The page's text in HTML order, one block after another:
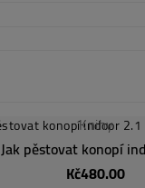
Knihy
Jak pěstovat konopí
Kč480.00Price